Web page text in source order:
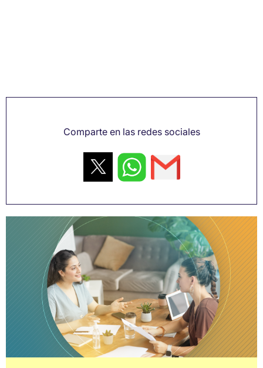
Comparte en las redes sociales